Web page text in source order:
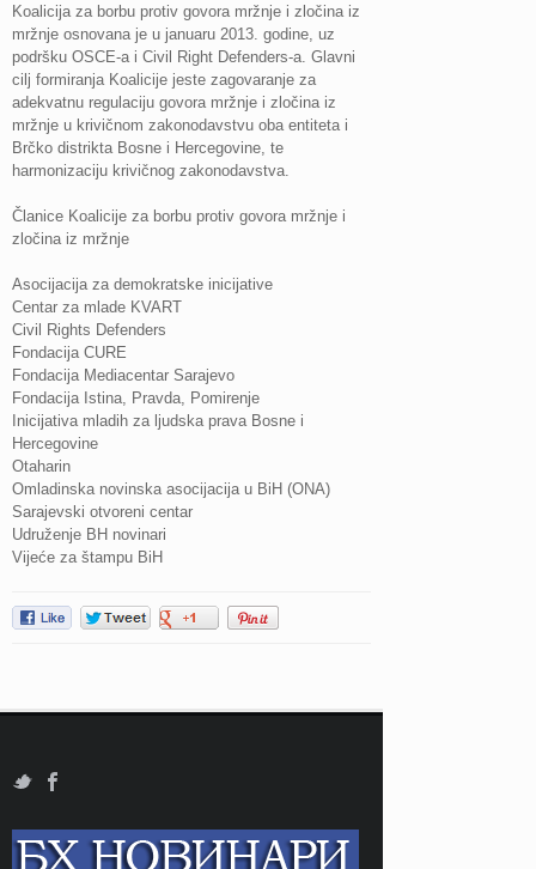
Koalicija za borbu protiv govora mržnje i zločina iz
mržnje osnovana je u januaru 2013. godine, uz
podršku OSCE-a i Civil Right Defenders-a. Glavni
cilj formiranja Koalicije jeste zagovaranje za
adekvatnu regulaciju govora mržnje i zločina iz
mržnje u krivičnom zakonodavstvu oba entiteta i
Brčko distrikta Bosne i Hercegovine, te
harmonizaciju krivičnog zakonodavstva.
Članice Koalicije za borbu protiv govora mržnje i
zločina iz mržnje
Asocijacija za demokratske inicijative
Centar za mlade KVART
Civil Rights Defenders
Fondacija CURE
Fondacija Mediacentar Sarajevo
Fondacija Istina, Pravda, Pomirenje
Inicijativa mladih za ljudska prava Bosne i
Hercegovine
Otaharin
Omladinska novinska asocijacija u BiH (ONA)
Sarajevski otvoreni centar
Udruženje BH novinari
Vijeće za štampu BiH